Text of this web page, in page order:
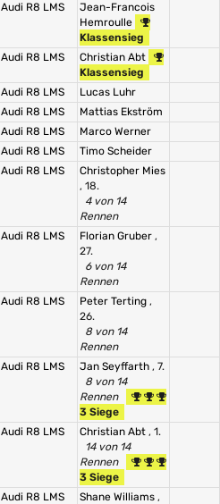
Audi R8 LMS
Jean-Francois
Hemroulle
Klassensieg
Audi R8 LMS
Christian Abt
Klassensieg
Audi R8 LMS
Lucas Luhr
Audi R8 LMS
Mattias Ekström
Audi R8 LMS
Marco Werner
Audi R8 LMS
Timo Scheider
Audi R8 LMS
Christopher Mies
, 18.
4 von 14
Rennen
Audi R8 LMS
Florian Gruber ,
27.
6 von 14
Rennen
Audi R8 LMS
Peter Terting ,
26.
8 von 14
Rennen
Audi R8 LMS
Jan Seyffarth , 7.
8 von 14
Rennen
3 Siege
Audi R8 LMS
Christian Abt , 1.
14 von 14
Rennen
3 Siege
Audi R8 LMS
Shane Williams ,